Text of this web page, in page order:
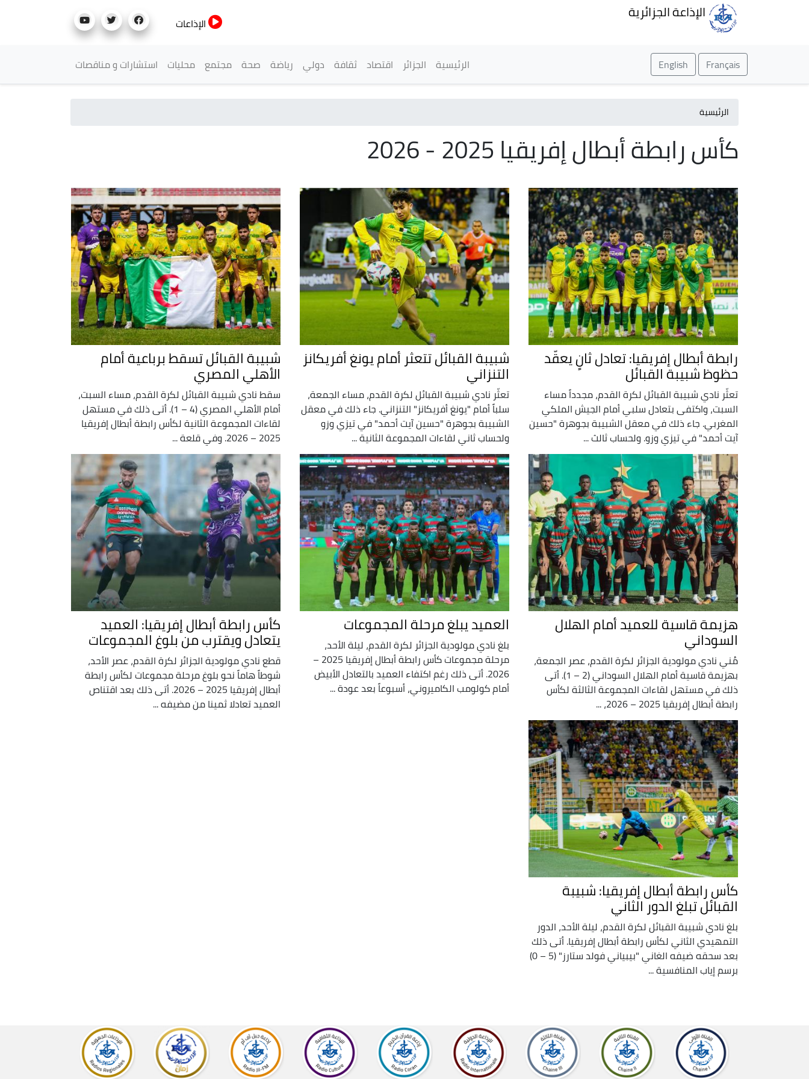
الإذاعة الجزائرية
الإذاعات
Français
English القائمة الرئيسية
الرئيسية الجزائر اقتصاد ثقافة دولي رياضة صحة مجتمع محليات استشارات و مناقصات
الرئيسية
كأس رابطة أبطال إفريقيا 2025 - 2026
رابطة أبطال إفريقيا: تعادل ثانٍ يعقّد
حظوظ شبيبة القبائل
تعثّر نادي شبيبة القبائل لكرة القدم، مجدداً مساء
السبت، واكتفى بتعادل سلبي أمام الجيش الملكي
المغربي. جاء ذلك في معقل الشبيبة بجوهرة "حسين
آيت أحمد" في تيزي وزو. ولحساب ثالث ...
شبيبة القبائل تتعثر أمام يونغ أفريكانز
التنزاني
تعثّر نادي شبيبة القبائل لكرة القدم، مساء الجمعة،
سلباً أمام "يونغ أفريكانز" التنزاني. جاء ذلك في معقل
الشبيبة بجوهرة "حسين آيت أحمد" في تيزي وزو
ولحساب ثاني لقاءات المجموعة الثانية ...
شبيبة القبائل تسقط برباعية أمام
الأهلي المصري
سقط نادي شبيبة القبائل لكرة القدم، مساء السبت،
أمام الأهلي المصري (4 – 1). أتى ذلك في مستهل
لقاءات المجموعة الثانية لكأس رابطة أبطال إفريقيا
2025 – 2026. وفي قلعة ...
هزيمة قاسية للعميد أمام الهلال
السوداني
مُني نادي مولودية الجزائر لكرة القدم، عصر الجمعة،
بهزيمة قاسية أمام الهلال السوداني (2 – 1). أتى
ذلك في مستهل لقاءات المجموعة الثالثة لكأس
رابطة أبطال إفريقيا 2025 – 2026، ...
العميد يبلغ مرحلة المجموعات
بلغ نادي مولودية الجزائر لكرة القدم، ليلة الأحد،
مرحلة مجموعات كأس رابطة أبطال إفريقيا 2025 –
2026. أتى ذلك رغم اكتفاء العميد بالتعادل الأبيض
أمام كولومب الكاميروني، أسبوعاً بعد عودة ...
كأس رابطة أبطال إفريقيا: العميد
يتعادل ويقترب من بلوغ المجموعات
قطع نادي مولودية الجزائر لكرة القدم، عصر الأحد،
شوطاً هاماً نحو بلوغ مرحلة مجموعات لكأس رابطة
أبطال إفريقيا 2025 – 2026. أتى ذلك بعد اقتناص
العميد تعادلا ثمينا من مضيفه ...
كأس رابطة أبطال إفريقيا: شبيبة
القبائل تبلغ الدور الثاني
بلغ نادي شبيبة القبائل لكرة القدم، ليلة الأحد، الدور
التمهيدي الثاني لكأس رابطة أبطال إفريقيا. أتى ذلك
بعد سحقه ضيفه الغاني "بيبياني فولد ستارز" (5 – 0)
برسم إياب المنافسية ...